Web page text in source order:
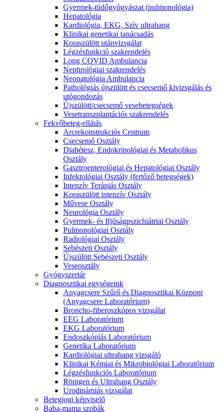
Gyermek-tüdőgyógyászat (pulmonológia)
Hepatológia
Kardiológia, EKG, Szív ultrahang
Klinikai genetikai tanácsadás
Koraszülött utánvizsgálat
Légzésfunkció szakrendelés
Long COVID Ambulancia
Nephrológiai szakrendelés
Neonatológia Ambulancia
Pathológiás újszülött és csecsemő kivizsgálás és
utógondozás
Újszülött/csecsemő vesebetegségek
Vesetranszplantációs szakrendelés
Fekvőbeteg-ellátás
Arcrekonstrukciós Centrum
Csecsemő Osztály
Diabétesz, Endokrinológiai és Metabolikus
Osztály
Gasztroenterológiai és Hepatológiai Osztály
Infektológiai Osztály (fertőző betegségek)
Intenzív Terápiás Osztály
Koraszülött intenzív Osztály
Művese Osztály
Neurológia Osztály
Gyermek- és Ifjúságpszichiátriai Osztály
Pulmonológiai Osztály
Radiológiai Osztály
Sebészeti Osztály
Újszülött Sebészeti Osztály
Veseosztály
Gyógyszertár
Diagnosztikai egységeink
Anyagcsere Szűrő és Diagnosztikai Központ
(Anyagcsere Laboratórium)
Broncho-fiberoszkópos vizsgálat
EEG Laboratórium
EKG Laboratórium
Endoszkópiás Laboratórium
Genetika Laboratórium
Kardiológiai ultrahang vizsgáló
Klinikai Kémiai és Mikrobiológiai Laboratórium
Légzésfunkciós Laboratórium
Röntgen és Ultrahang Osztály
Urodinámiás vizsgálat
Betegjogi képviselő
Baba-mama szobák